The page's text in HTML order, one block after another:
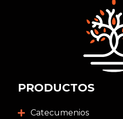
PRODUCTOS
Catecumenios